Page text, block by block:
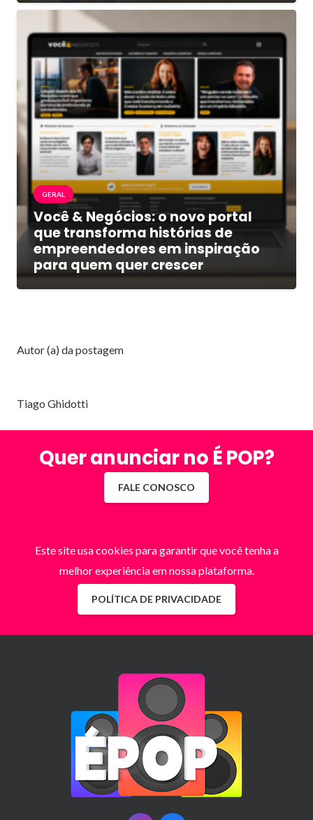
GERAL
Você & Negócios: o novo portal
que transforma histórias de
empreendedores em inspiração
para quem quer crescer
Autor (a) da postagem
Tiago Ghidotti
Quer anunciar no É POP?
FALE CONOSCO
Este site usa cookies para garantir que você tenha a
melhor experiência em nossa plataforma.
POLÍTICA DE PRIVACIDADE